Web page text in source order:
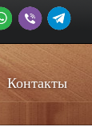
Контакты